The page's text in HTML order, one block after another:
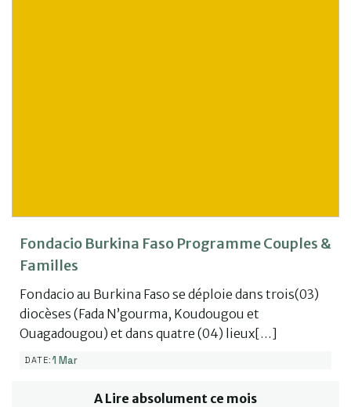
Fondacio Burkina Faso Programme Couples &
Familles
Fondacio au Burkina Faso se déploie dans trois(03)
diocèses (Fada N’gourma, Koudougou et
Ouagadougou) et dans quatre (04) lieux[…]
DATE:1 Mar
A Lire absolument ce mois